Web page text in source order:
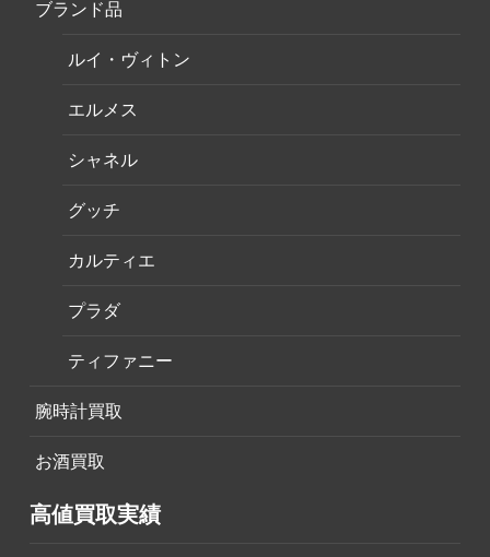
ブランド品
ルイ・ヴィトン
エルメス
シャネル
グッチ
カルティエ
プラダ
ティファニー
腕時計買取
お酒買取
高値買取実績